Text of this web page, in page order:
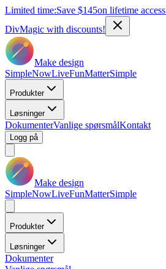
Limited time:Save $145on lifetime access
DivMagic with discounts!
Make design
SimpleNowLiveFunMatterSimple
Produkter
Løsninger
DokumenterVanlige spørsmålKontakt
Logg på
Make design
SimpleNowLiveFunMatterSimple
Produkter
Løsninger
Dokumenter